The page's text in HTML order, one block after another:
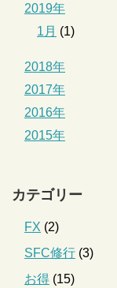
2019年
1月 (1)
2018年
2017年
2016年
2015年
カテゴリー
FX (2)
SFC修行 (3)
お得 (15)